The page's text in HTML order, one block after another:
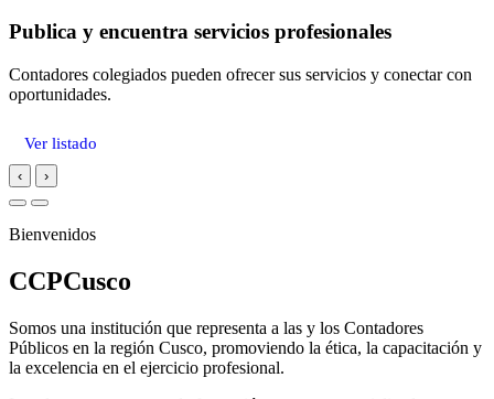
Publica y encuentra servicios profesionales
Contadores colegiados pueden ofrecer sus servicios y conectar con
oportunidades.
Ver listado
‹ ›
Bienvenidos
CCPCusco
Somos una institución que representa a las y los Contadores
Públicos en la región Cusco, promoviendo la ética, la capacitación y
la excelencia en el ejercicio profesional.